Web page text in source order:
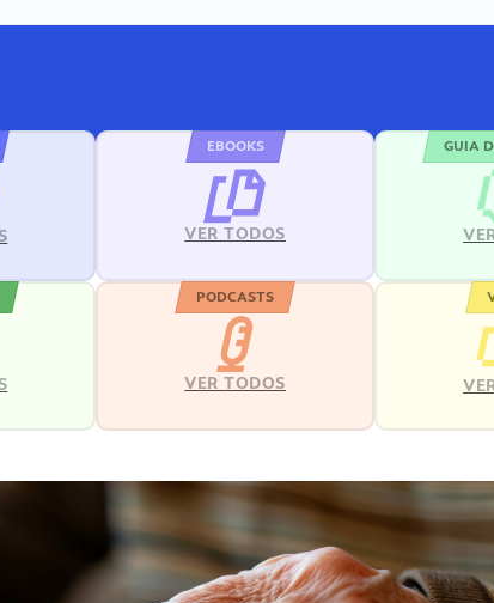
EBOOKS
VER TODOS
GUIA
PODCASTS
VER TODOS